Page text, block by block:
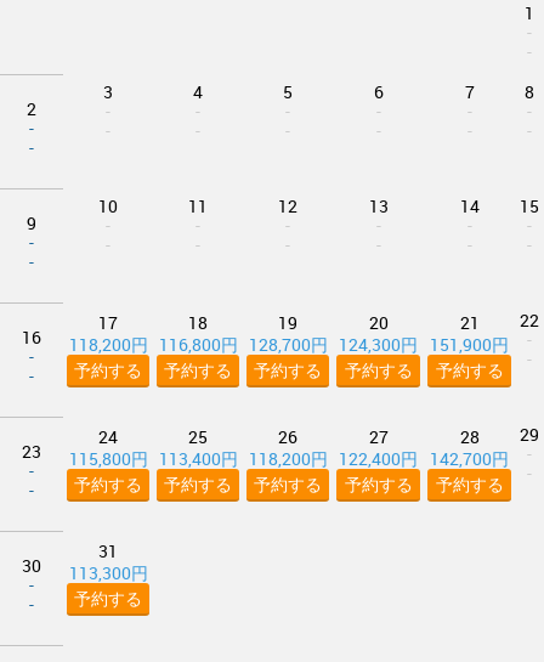
1
-
-
2
-
-
3
-
-
4
-
-
5
-
-
6
-
-
7
-
-
8
-
-
9
-
-
10
-
-
11
-
-
12
-
-
13
-
-
14
-
-
15
-
-
16
-
-
17
118,200円
予約する
18
116,800円
予約する
19
128,700円
予約する
20
124,300円
予約する
21
151,900円
予約する
22
-
-
23
-
-
24
115,800円
予約する
25
113,400円
予約する
26
118,200円
予約する
27
122,400円
予約する
28
142,700円
予約する
29
-
-
30
-
-
31
113,300円
予約する